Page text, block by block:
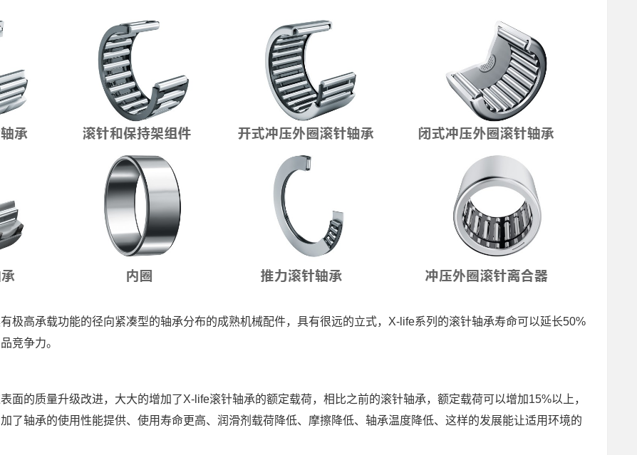
极高承载功能的径向紧凑型的轴承分布的成熟机械配件，具有很远的立式，X-life系列的滚针轴承寿命可以延长50%
竞争力。
面的质量升级改进，大大的增加了X-life滚针轴承的额定载荷，相比之前的滚针轴承，额定载荷可以增加15%以上，
了轴承的使用性能提供、使用寿命更高、润滑剂载荷降低、摩擦降低、轴承温度降低、这样的发展能让适用环境的